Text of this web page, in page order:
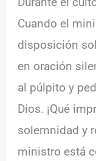
Cuando el
disposición
en oración
al púlpito y
Dios. ¡Qué
solemnidad y
ministro está